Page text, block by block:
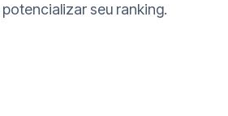
seu ranking.